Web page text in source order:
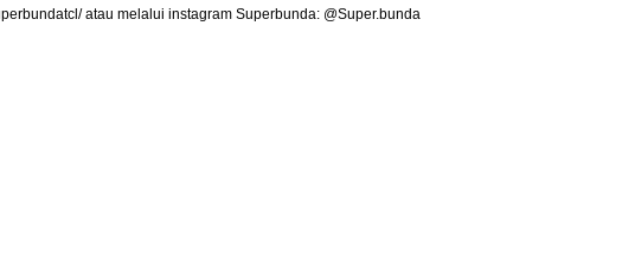
atau melalui instagram Superbunda: @Super.bunda